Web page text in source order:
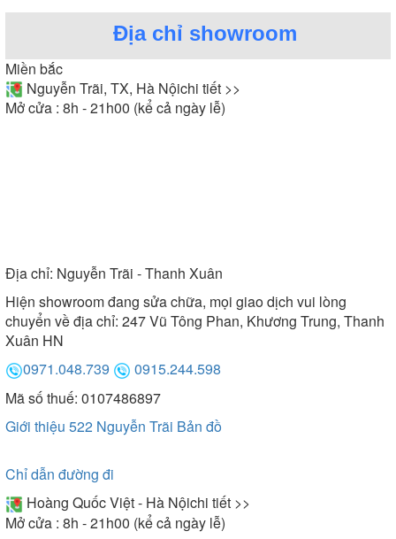
Địa chỉ showroom
Miền bắc
Nguyễn Trãi, TX, Hà Nộichi tiết >>
Mở cửa : 8h - 21h00 (kể cả ngày lễ)
Địa chỉ: Nguyễn Trãi - Thanh Xuân
Hiện showroom đang sửa chữa, mọi giao dịch vui lòng
chuyển về địa chỉ: 247 Vũ Tông Phan, Khương Trung, Thanh
Xuân HN
0971.048.739
0915.244.598
Mã số thuế: 0107486897
Giới thiệu 522 Nguyễn Trãi Bản đồ
Chỉ dẫn đường đi
Hoàng Quốc Việt - Hà Nộichi tiết >>
Mở cửa : 8h - 21h00 (kể cả ngày lễ)